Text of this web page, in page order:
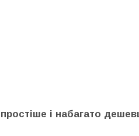
і набагато